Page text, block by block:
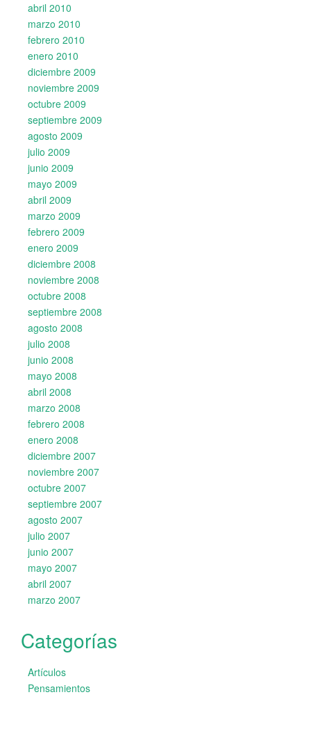
abril 2010
marzo 2010
febrero 2010
enero 2010
diciembre 2009
noviembre 2009
octubre 2009
septiembre 2009
agosto 2009
julio 2009
junio 2009
mayo 2009
abril 2009
marzo 2009
febrero 2009
enero 2009
diciembre 2008
noviembre 2008
octubre 2008
septiembre 2008
agosto 2008
julio 2008
junio 2008
mayo 2008
abril 2008
marzo 2008
febrero 2008
enero 2008
diciembre 2007
noviembre 2007
octubre 2007
septiembre 2007
agosto 2007
julio 2007
junio 2007
mayo 2007
abril 2007
marzo 2007
Categorías
Artículos
Pensamientos